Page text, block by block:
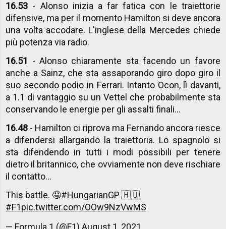
16.53 - Alonso inizia a far fatica con le traiettorie
difensive, ma per il momento Hamilton si deve ancora
una volta accodare. L'inglese della Mercedes chiede
più potenza via radio.
16.51 - Alonso chiaramente sta facendo un favore
anche a Sainz, che sta assaporando giro dopo giro il
suo secondo podio in Ferrari. Intanto Ocon, lì davanti,
a 1.1 di vantaggio su un Vettel che probabilmente sta
conservando le energie per gli assalti finali...
16.48 - Hamilton ci riprova ma Fernando ancora riesce
a difendersi allargando la traiettoria. Lo spagnolo si
sta difendendo in tutti i modi possibili per tenere
dietro il britannico, che ovviamente non deve rischiare
il contatto...
This battle. 🤤#HungarianGP 🇭🇺
#F1pic.twitter.com/OOw9NzVwMS
— Formula 1 (@F1)August 1, 2021